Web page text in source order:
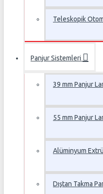
Teleskopik
Panjur Sistemleri
39 mm Panjur
55 mm Panjur
Alüminyum
Dıştan Takma